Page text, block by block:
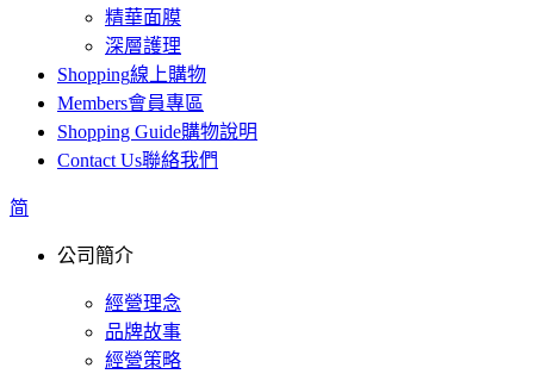
精華面膜
深層護理
Shopping線上購物
Members會員專區
Shopping Guide購物說明
Contact Us聯絡我們
简
公司簡介
經營理念
品牌故事
經營策略